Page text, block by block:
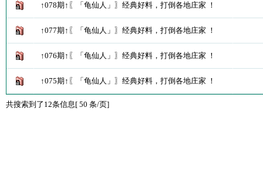
↑078期↑〖「龟仙人」〗经典好料，打倒各地庄家 ！
↑077期↑〖「龟仙人」〗经典好料，打倒各地庄家 ！
↑076期↑〖「龟仙人」〗经典好料，打倒各地庄家 ！
↑075期↑〖「龟仙人」〗经典好料，打倒各地庄家 ！
共搜索到了12条信息[ 50 条/页]